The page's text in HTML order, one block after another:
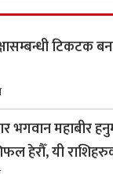
टिकटक
महाबीर
हेरौँ, यी